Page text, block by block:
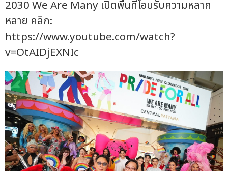
2030 We Are Many เปิดพื้นที่โอบรับความหลาก
หลาย คลิก:
https://www.youtube.com/watch?
v=OtAIDjEXNIc